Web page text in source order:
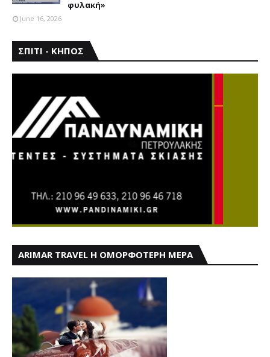
φυλακή»
June 16, 2026
ΣΠΙΤΙ - ΚΗΠΟΣ
ARIMAR TRAVEL Η ΟΜΟΡΦΟΤΕΡΗ ΜΕΡΑ